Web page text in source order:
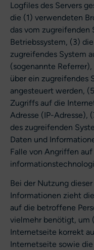
Logfiles des Servers
die (1) verwendeten
das vom zugreifenden
Betriebssystem, (3)
zugreifendes System
(sogenannte
über ein zugreifendes
angesteuert werden,
Zugriffs auf die
Adresse (IP-Adresse),
des zugreifenden
Daten und
Falle von Angriffen auf
Bei der Nutzung
Informationen zieht
auf die betroffene
vielmehr benötigt, um
Internetseite korrekt
Internetseite sowie